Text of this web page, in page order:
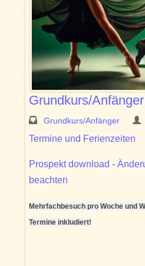
Grundkurs/Anfänger
Grundkurs/Anfänger
Termine und Ferienzeiten
Prospekt download -
beachten
Mehrfachbesuch pro Woche und
Termine inkludiert!